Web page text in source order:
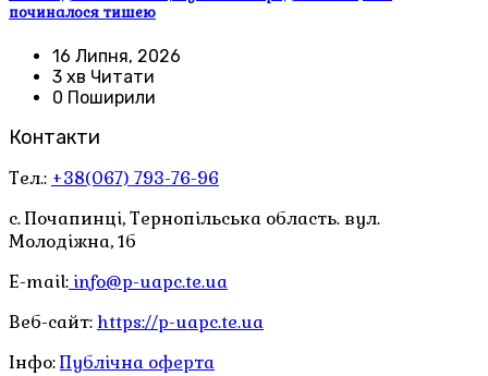
починалося тишею
16 Липня, 2026
3 хв Читати
0 Поширили
Контакти
Тел.: +38(067) 793-76-96
с. Почапинці, Тернопільська область. вул.
Молодіжна, 1б
E-mail: info@p-uapc.te.ua
Веб-сайт: https://p-uapc.te.ua
Інфо:Публічна оферта